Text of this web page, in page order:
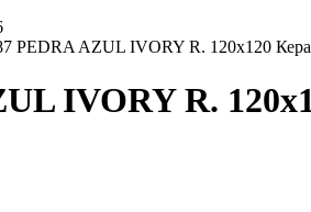
PEDRA AZUL IVORY R. 120x120
IVORY R.